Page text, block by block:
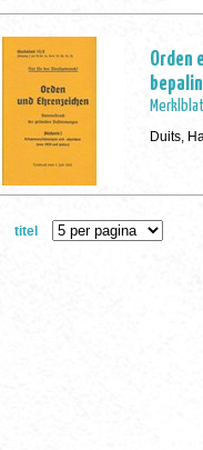
Orden
Duits,
titel